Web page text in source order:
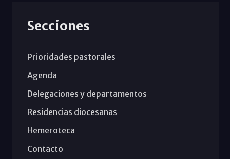
Secciones
Prioridades pastorales
Agenda
Delegaciones y departamentos
Residencias diocesanas
Hemeroteca
Contacto